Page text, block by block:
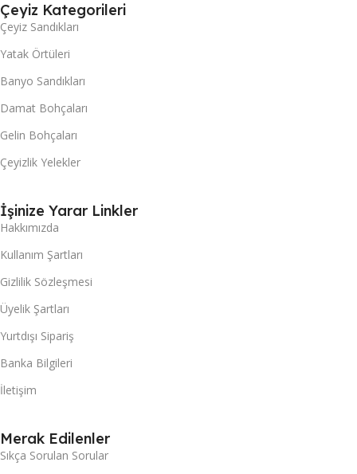
Çeyiz Kategorileri
Çeyiz Sandıkları
Yatak Örtüleri
Banyo Sandıkları
Damat Bohçaları
Gelin Bohçaları
Çeyizlik Yelekler
İşinize Yarar Linkler
Hakkımızda
Kullanım Şartları
Gizlilik Sözleşmesi
Üyelik Şartları
Yurtdışı Sipariş
Banka Bilgileri
İletişim
Merak Edilenler
Sıkça Sorulan Sorular